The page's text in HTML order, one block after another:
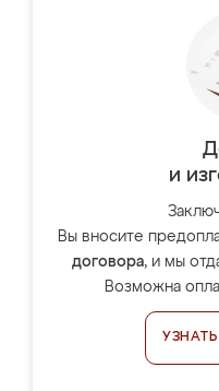
и
Вы вносите
договора, и мы
Возможна